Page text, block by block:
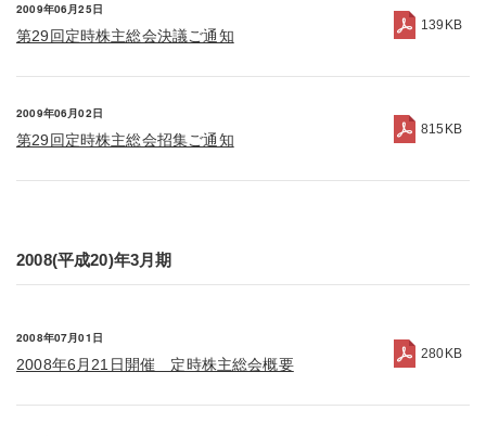
2009年06月25日
第29回定時株主総会決議ご通知
139KB
2009年06月02日
第29回定時株主総会招集ご通知
815KB
2008(平成20)年3月期
2008年07月01日
2008年6月21日開催 定時株主総会概要
280KB